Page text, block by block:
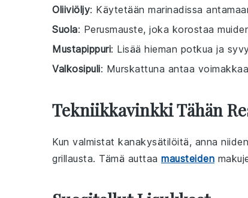
Oliiviöljy: Käytetään marinadissa
Suola: Perusmauste, joka korostaa
Mustapippuri: Lisää hieman potkua ja
Valkosipuli: Murskattuna antaa
Tekniikkavinkki Tähän
Kun valmistat kanakysätilöitä, anna
grillausta. Tämä auttaa mausteiden